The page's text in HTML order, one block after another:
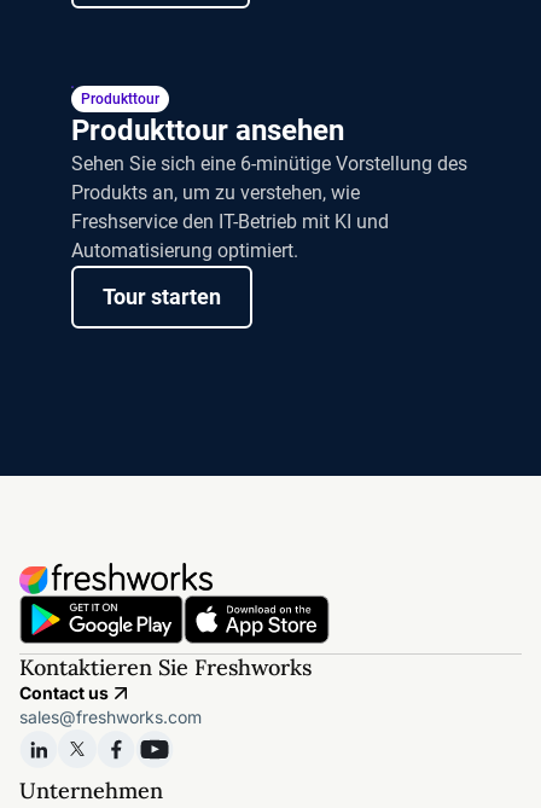
Produkttour
Produkttour ansehen
Sehen Sie sich eine 6-minütige Vorstellung des
Produkts an, um zu verstehen, wie
Freshservice den IT-Betrieb mit KI und
Automatisierung optimiert.
Tour starten
Kontaktieren Sie Freshworks
Contact us
sales@freshworks.com
Unternehmen